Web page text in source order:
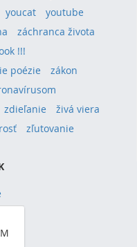
youcat
youtube
záchranca života
!!!
poézie
zákon
zdieľanie
živá viera
zľutovanie